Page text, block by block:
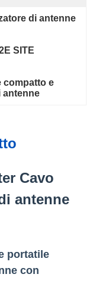
di antenne
SITE
compatto e
antenne
Cavo
antenne
portatile
con